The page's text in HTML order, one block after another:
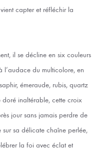
capter et réfléchir la
il se décline en six couleurs
l’audace du multicolore, en
émeraude, rubis, quartz
inaltérable, cette croix
jour sans jamais perdre de
sur sa délicate chaîne perlée,
la foi avec éclat et